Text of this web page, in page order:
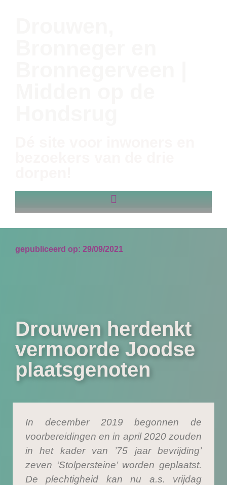
gepubliceerd op: 29/09/2021
Drouwen herdenkt
vermoorde Joodse
plaatsgenoten
In december 2019 begonnen de
voorbereidingen en in april 2020 zouden
in het kader van ’75 jaar bevrijding’
zeven ‘Stolpersteine’ worden geplaatst.
De plechtigheid kan nu a.s. vrijdag